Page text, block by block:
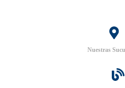
Nuestras